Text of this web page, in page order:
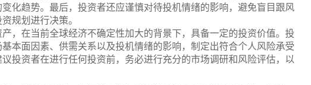
化趋势。最后，投资者还应谨慎对待投机情绪的影响，避免盲目跟风
规划进行决策。
，在当前全球经济不确定性加大的背景下，具备一定的投资价值。投
本面因素、供需关系以及投机情绪的影响，制定出符合个人风险承受
投资者在进行任何投资前，务必进行充分的市场调研和风险评估，以